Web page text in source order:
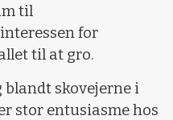
til
for
til at gro.
skovejerne i
stor entusiasme hos